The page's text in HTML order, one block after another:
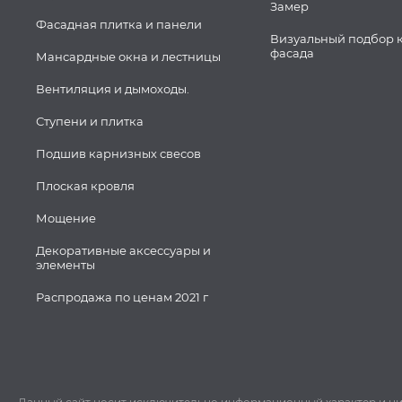
Фасадная плитка и панели
Мансардные окна и лестницы
Вентиляция и дымоходы.
Ступени и плитка
Подшив карнизных свесов
Плоская кровля
Мощение
Декоративные аксессуары и
элементы
Распродажа по ценам 2021 г
Замер
Визуальный подбор
фасада